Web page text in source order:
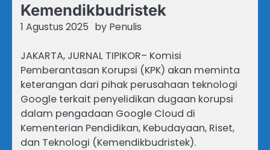
Kemendikbudristek
1 Agustus 2025 by Penulis
JAKARTA, JURNAL TIPIKOR– Komisi
Pemberantasan Korupsi (KPK) akan meminta
keterangan dari pihak perusahaan teknologi
Google terkait penyelidikan dugaan korupsi
dalam pengadaan Google Cloud di
Kementerian Pendidikan, Kebudayaan, Riset,
dan Teknologi (Kemendikbudristek).